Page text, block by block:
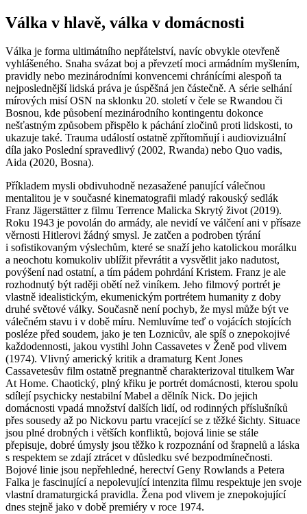
Válka v hlavě, válka v domácnosti
Válka je forma ultimátního nepřátelství, navíc obvykle otevřeně
vyhlášeného. Snaha svázat boj a převzetí moci armádním myšlením,
pravidly nebo mezinárodními konvencemi chránícími alespoň ta
nejposlednější lidská práva je úspěšná jen částečně. A série selhání
mírových misí OSN na sklonku 20. století v čele se Rwandou či
Bosnou, kde působení mezinárodního kontingentu dokonce
nešťastným způsobem přispělo k páchání zločinů proti lidskosti, to
ukazuje také. Trauma událostí ostatně zpřítomňují i audiovizuální
díla jako Poslední spravedlivý (2002, Rwanda) nebo Quo vadis,
Aida (2020, Bosna).
Příkladem mysli obdivuhodně nezasažené panující válečnou
mentalitou je v současné kinematografii mladý rakouský sedlák
Franz Jägerstätter z filmu Terrence Malicka Skrytý život (2019).
Roku 1943 je povolán do armády, ale nevidí ve válčení ani v přísaze
věrnosti Hitlerovi žádný smysl. Je zatčen a podroben týrání
i sofistikovaným výslechům, které se snaží jeho katolickou morálku
a neochotu komukoliv ublížit převrátit a vysvětlit jako nadutost,
povýšení nad ostatní, a tím pádem pohrdání Kristem. Franz je ale
rozhodnutý být raději obětí než viníkem. Jeho filmový portrét je
vlastně idealistickým, ekumenickým portrétem humanity z doby
druhé světové války. Současně není pochyb, že mysl může být ve
válečném stavu i v době míru. Nemluvíme teď o vojácích stojících
posléze před soudem, jako je ten Loznicův, ale spíš o znepokojivé
každodennosti, jakou vystihl John Cassavetes v Ženě pod vlivem
(1974). Vlivný americký kritik a dramaturg Kent Jones
Cassavetesův film ostatně pregnantně charakterizoval titulkem War
At Home. Chaotický, plný křiku je portrét domácnosti, kterou spolu
sdílejí psychicky nestabilní Mabel a dělník Nick. Do jejich
domácnosti vpadá množství dalších lidí, od rodinných příslušníků
přes sousedy až po Nickovu partu vracející se z těžké šichty. Situace
jsou plné drobných i větších konfliktů, bojová linie se stále
přepisuje, dobré úmysly jsou těžko k rozpoznání od šrapnelů a láska
s respektem se zdají ztrácet v důsledku své bezpodmínečnosti.
Bojové linie jsou nepřehledné, herectví Geny Rowlands a Petera
Falka je fascinující a nepolevující intenzita filmu respektuje jen svoje
vlastní dramaturgická pravidla. Žena pod vlivem je znepokojující
dnes stejně jako v době premiéry v roce 1974.